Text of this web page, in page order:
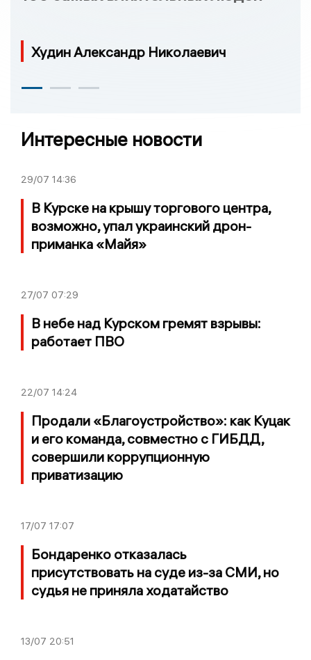
Худин Александр Николаевич
Интересные новости
29/07 14:36
В Курске на крышу торгового центра,
возможно, упал украинский дрон-
приманка «Майя»
27/07 07:29
В небе над Курском гремят взрывы:
работает ПВО
22/07 14:24
Продали «Благоустройство»: как Куцак
и его команда, совместно с ГИБДД,
совершили коррупционную
приватизацию
17/07 17:07
Бондаренко отказалась
присутствовать на суде из-за СМИ, но
судья не приняла ходатайство
13/07 20:51